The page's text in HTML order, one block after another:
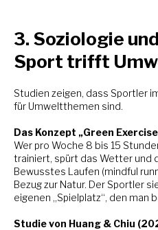
3. Soziologie
Sport trifft
Studien zeigen, dass Sportler
für Umweltthemen sind.
Das Konzept „Green
Wer pro Woche 8 bis 15
trainiert, spürt das Wetter und
Bewusstes Laufen (mindful
Bezug zur Natur. Der Sportler
eigenen „Spielplatz“, den man
Studie von Huang & Chiu